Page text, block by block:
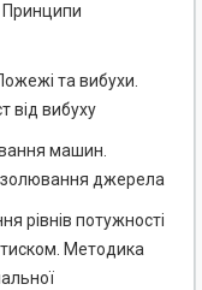
Принципи
та вибухи.
від вибуху
машин.
джерела
рівнів потужності
Методика